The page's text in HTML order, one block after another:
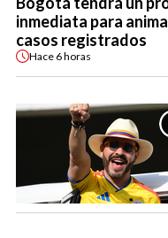
inmediata para
casos registrados
Hace 6 horas